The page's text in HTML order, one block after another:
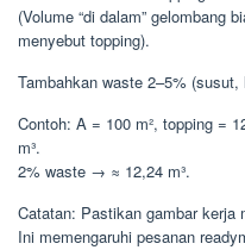
(Volume “di dalam” gelombang
menyebut topping).
Tambahkan waste 2–5%
Contoh: A = 100 m², topping =
m³.
2% waste → ≈ 12,24 m³.
Catatan: Pastikan gambar kerja
Ini memengaruhi pesanan